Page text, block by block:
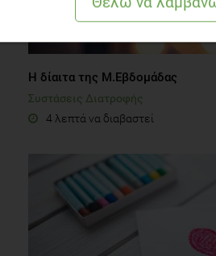
Η δίαιτα της Μ.Εβδομάδας
Συστάσεις Διατροφής
4 λεπτά να διαβαστεί